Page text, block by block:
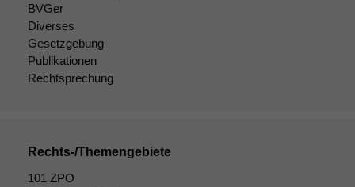
BVGer
Diverses
Gesetzgebung
Publikationen
Rechtsprechung
Rechts-/Themengebiete
101 ZPO